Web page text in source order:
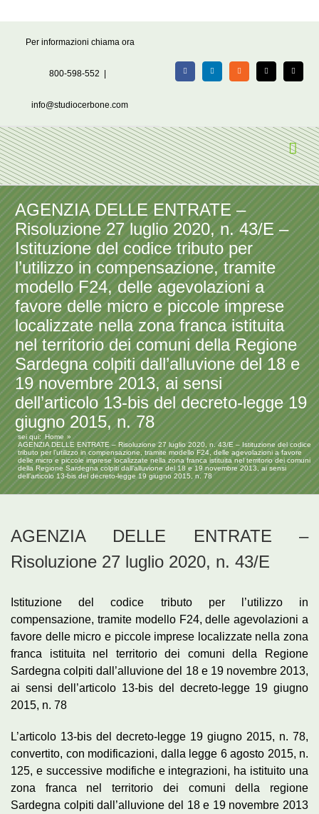
Per informazioni chiama ora
800-598-552
info@studiocerbone.com
FacebookLinkedIn Rss X Email
AGENZIA DELLE ENTRATE –
Risoluzione 27 luglio 2020, n. 43/E –
Istituzione del codice tributo per
l’utilizzo in compensazione, tramite
modello F24, delle agevolazioni a
favore delle micro e piccole imprese
localizzate nella zona franca istituita
nel territorio dei comuni della Regione
Sardegna colpiti dall’alluvione del 18 e
19 novembre 2013, ai sensi
dell’articolo 13-bis del decreto-legge 19
giugno 2015, n. 78
sei qui:
Home
AGENZIA DELLE ENTRATE – Risoluzione 27 luglio 2020, n. 43/E – Istituzione del codice
tributo per l’utilizzo in compensazione, tramite modello F24, delle agevolazioni a favore
delle micro e piccole imprese localizzate nella zona franca istituita nel territorio dei comuni
della Regione Sardegna colpiti dall’alluvione del 18 e 19 novembre 2013, ai sensi
dell’articolo 13-bis del decreto-legge 19 giugno 2015, n. 78
AGENZIA DELLE ENTRATE –
Risoluzione 27 luglio 2020, n. 43/E
Istituzione del codice tributo per l’utilizzo in
compensazione, tramite modello F24, delle agevolazioni a
favore delle micro e piccole imprese localizzate nella zona
franca istituita nel territorio dei comuni della Regione
Sardegna colpiti dall’alluvione del 18 e 19 novembre 2013,
ai sensi dell’articolo 13-bis del decreto-legge 19 giugno
2015, n. 78
L’articolo 13-bis del decreto-legge 19 giugno 2015, n. 78,
convertito, con modificazioni, dalla legge 6 agosto 2015, n.
125, e successive modifiche e integrazioni, ha istituito una
zona franca nel territorio dei comuni della regione
Sardegna colpiti dall’alluvione del 18 e 19 novembre 2013